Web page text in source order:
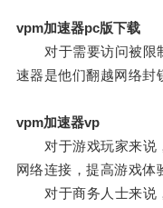
vpm加速器pc版下载
对于需要访问被限
速器是他们翻越网络封
vpm加速器vp
对于游戏玩家来说
网络连接，提高游戏体
对于商务人士来说